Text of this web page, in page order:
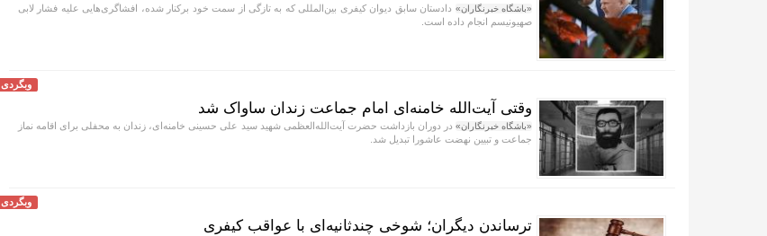
«باشگاه خبرنگاران» دادستان سابق دیوان کیفری بین‌المللی که به تازگی از سمت خود برکنار شده، افشاگری‌هایی علیه فشار لابی
صهیونیسم انجام داده است.
وبگردی
وقتی آیت‌الله خامنه‌ای امام جماعت زندان ساواک شد
«باشگاه خبرنگاران» در دوران بازداشت حضرت آیت‌الله‌العظمی شهید سید علی حسینی خامنه‌ای، زندان به محفلی برای اقامه نماز
جماعت و تبیین نهضت عاشورا تبدیل شد.
وبگردی
ترساندن دیگران؛ شوخی چندثانیه‌ای با عواقب کیفری